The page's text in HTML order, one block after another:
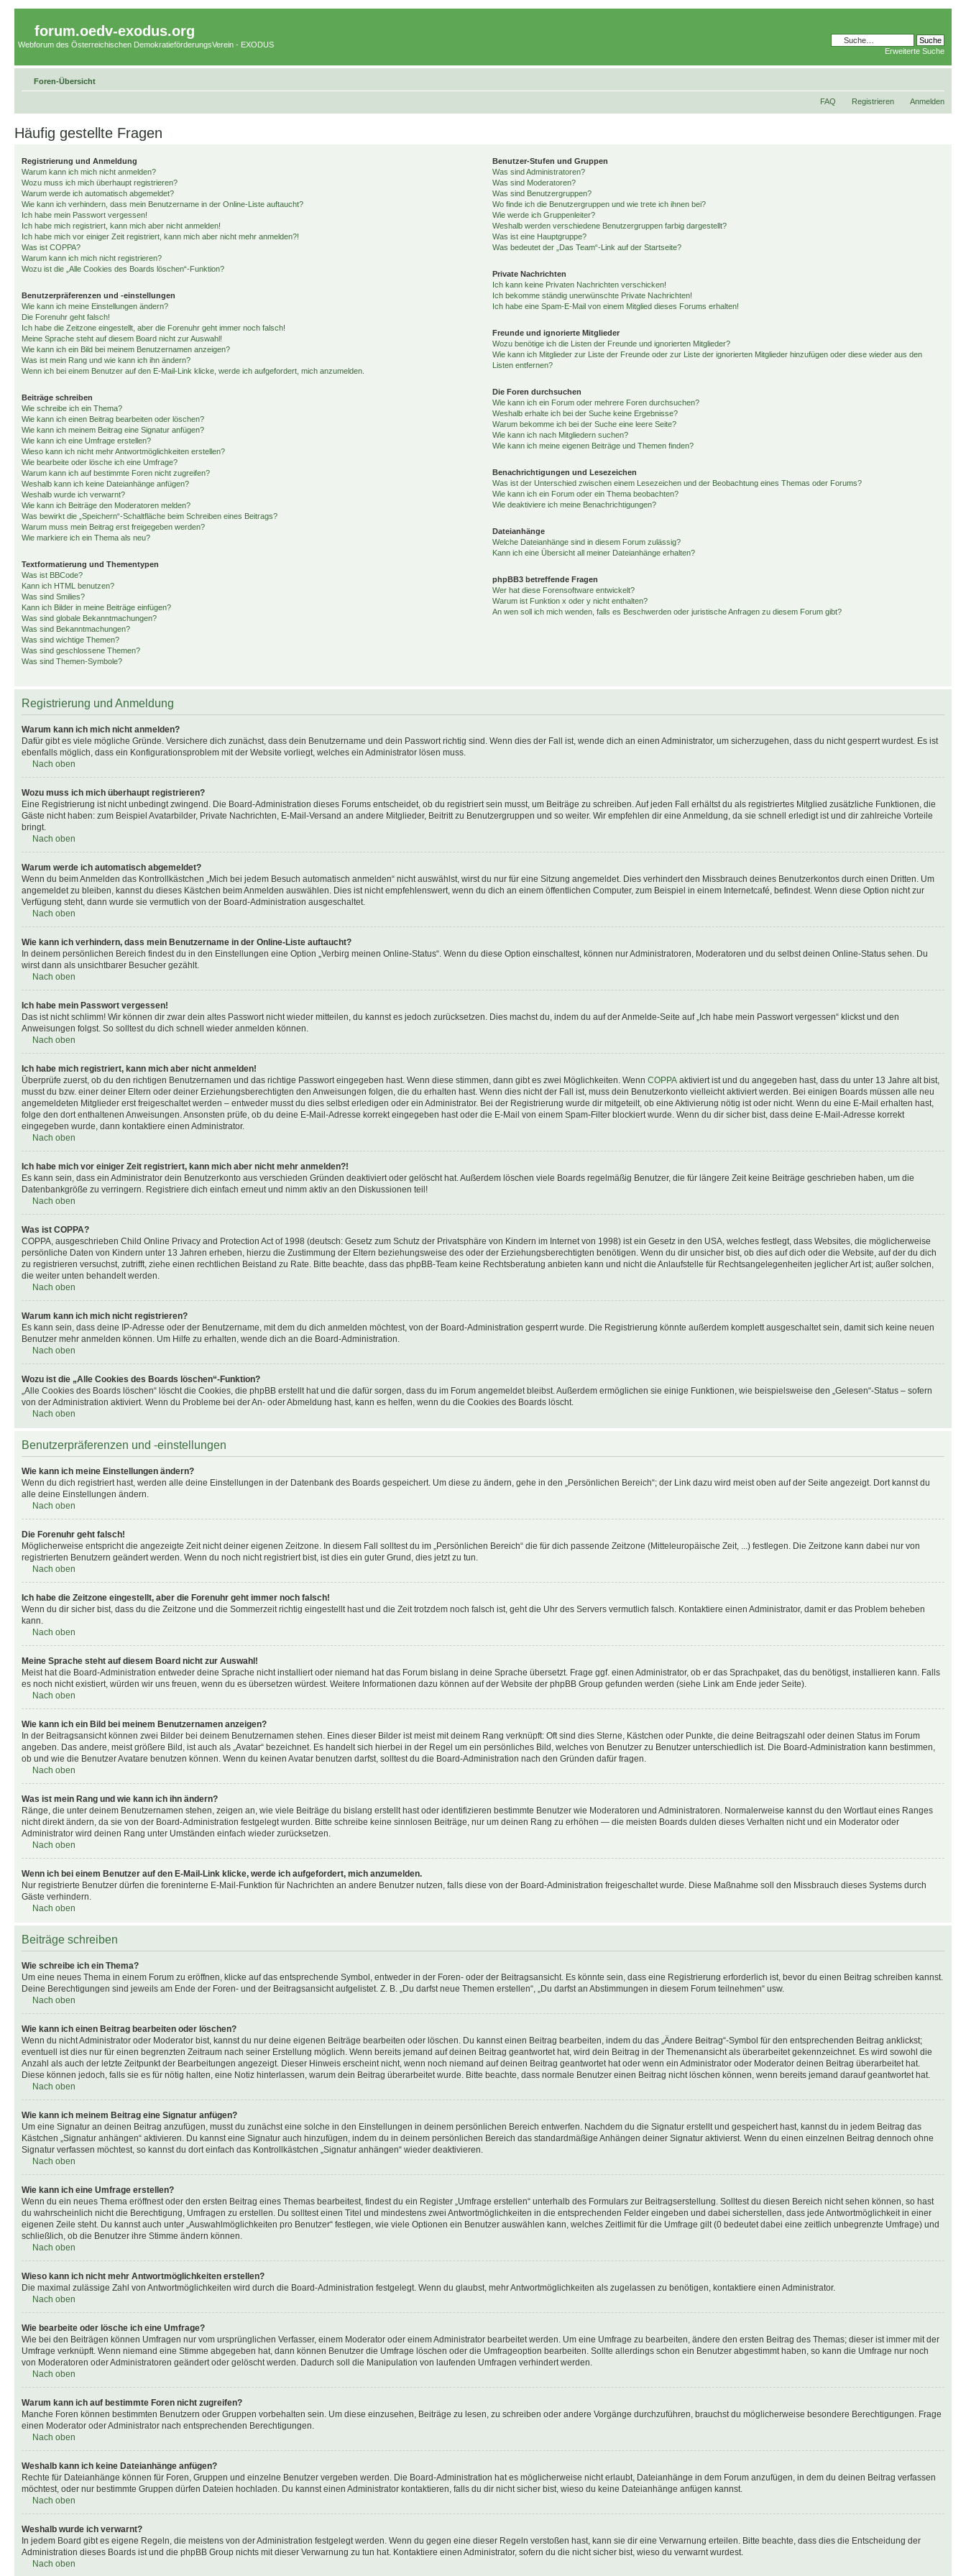
forum.oedv-exodus.org
Webforum des Österreichischen DemokratieförderungsVerein - EXODUS
Erweiterte Suche
Foren-Übersicht
FAQ Registrieren Anmelden
Häufig gestellte Fragen
Registrierung und Anmeldung
Warum kann ich mich nicht anmelden?
Wozu muss ich mich überhaupt registrieren?
Warum werde ich automatisch abgemeldet?
Wie kann ich verhindern, dass mein Benutzername in der Online-Liste auftaucht?
Ich habe mein Passwort vergessen!
Ich habe mich registriert, kann mich aber nicht anmelden!
Ich habe mich vor einiger Zeit registriert, kann mich aber nicht mehr anmelden?!
Was ist COPPA?
Warum kann ich mich nicht registrieren?
Wozu ist die „Alle Cookies des Boards löschen“-Funktion?
Benutzerpräferenzen und -einstellungen
Wie kann ich meine Einstellungen ändern?
Die Forenuhr geht falsch!
Ich habe die Zeitzone eingestellt, aber die Forenuhr geht immer noch falsch!
Meine Sprache steht auf diesem Board nicht zur Auswahl!
Wie kann ich ein Bild bei meinem Benutzernamen anzeigen?
Was ist mein Rang und wie kann ich ihn ändern?
Wenn ich bei einem Benutzer auf den E-Mail-Link klicke, werde ich aufgefordert, mich anzumelden.
Beiträge schreiben
Wie schreibe ich ein Thema?
Wie kann ich einen Beitrag bearbeiten oder löschen?
Wie kann ich meinem Beitrag eine Signatur anfügen?
Wie kann ich eine Umfrage erstellen?
Wieso kann ich nicht mehr Antwortmöglichkeiten erstellen?
Wie bearbeite oder lösche ich eine Umfrage?
Warum kann ich auf bestimmte Foren nicht zugreifen?
Weshalb kann ich keine Dateianhänge anfügen?
Weshalb wurde ich verwarnt?
Wie kann ich Beiträge den Moderatoren melden?
Was bewirkt die „Speichern“-Schaltfläche beim Schreiben eines Beitrags?
Warum muss mein Beitrag erst freigegeben werden?
Wie markiere ich ein Thema als neu?
Textformatierung und Thementypen
Was ist BBCode?
Kann ich HTML benutzen?
Was sind Smilies?
Kann ich Bilder in meine Beiträge einfügen?
Was sind globale Bekanntmachungen?
Was sind Bekanntmachungen?
Was sind wichtige Themen?
Was sind geschlossene Themen?
Was sind Themen-Symbole?
Benutzer-Stufen und Gruppen
Was sind Administratoren?
Was sind Moderatoren?
Was sind Benutzergruppen?
Wo finde ich die Benutzergruppen und wie trete ich ihnen bei?
Wie werde ich Gruppenleiter?
Weshalb werden verschiedene Benutzergruppen farbig dargestellt?
Was ist eine Hauptgruppe?
Was bedeutet der „Das Team“-Link auf der Startseite?
Private Nachrichten
Ich kann keine Privaten Nachrichten verschicken!
Ich bekomme ständig unerwünschte Private Nachrichten!
Ich habe eine Spam-E-Mail von einem Mitglied dieses Forums erhalten!
Freunde und ignorierte Mitglieder
Wozu benötige ich die Listen der Freunde und ignorierten Mitglieder?
Wie kann ich Mitglieder zur Liste der Freunde oder zur Liste der ignorierten Mitglieder hinzufügen oder diese wieder aus den
Listen entfernen?
Die Foren durchsuchen
Wie kann ich ein Forum oder mehrere Foren durchsuchen?
Weshalb erhalte ich bei der Suche keine Ergebnisse?
Warum bekomme ich bei der Suche eine leere Seite?
Wie kann ich nach Mitgliedern suchen?
Wie kann ich meine eigenen Beiträge und Themen finden?
Benachrichtigungen und Lesezeichen
Was ist der Unterschied zwischen einem Lesezeichen und der Beobachtung eines Themas oder Forums?
Wie kann ich ein Forum oder ein Thema beobachten?
Wie deaktiviere ich meine Benachrichtigungen?
Dateianhänge
Welche Dateianhänge sind in diesem Forum zulässig?
Kann ich eine Übersicht all meiner Dateianhänge erhalten?
phpBB3 betreffende Fragen
Wer hat diese Forensoftware entwickelt?
Warum ist Funktion x oder y nicht enthalten?
An wen soll ich mich wenden, falls es Beschwerden oder juristische Anfragen zu diesem Forum gibt?
Registrierung und Anmeldung
Warum kann ich mich nicht anmelden?
Dafür gibt es viele mögliche Gründe. Versichere dich zunächst, dass dein Benutzername und dein Passwort richtig sind. Wenn dies der Fall ist, wende dich an einen Administrator, um sicherzugehen, dass du nicht gesperrt wurdest. Es ist
ebenfalls möglich, dass ein Konfigurationsproblem mit der Website vorliegt, welches ein Administrator lösen muss.
Nach oben
Wozu muss ich mich überhaupt registrieren?
Eine Registrierung ist nicht unbedingt zwingend. Die Board-Administration dieses Forums entscheidet, ob du registriert sein musst, um Beiträge zu schreiben. Auf jeden Fall erhältst du als registriertes Mitglied zusätzliche Funktionen, die
Gäste nicht haben: zum Beispiel Avatarbilder, Private Nachrichten, E-Mail-Versand an andere Mitglieder, Beitritt zu Benutzergruppen und so weiter. Wir empfehlen dir eine Anmeldung, da sie schnell erledigt ist und dir zahlreiche Vorteile
bringt.
Nach oben
Warum werde ich automatisch abgemeldet?
Wenn du beim Anmelden das Kontrollkästchen „Mich bei jedem Besuch automatisch anmelden“ nicht auswählst, wirst du nur für eine Sitzung angemeldet. Dies verhindert den Missbrauch deines Benutzerkontos durch einen Dritten. Um
angemeldet zu bleiben, kannst du dieses Kästchen beim Anmelden auswählen. Dies ist nicht empfehlenswert, wenn du dich an einem öffentlichen Computer, zum Beispiel in einem Internetcafé, befindest. Wenn diese Option nicht zur
Verfügung steht, dann wurde sie vermutlich von der Board-Administration ausgeschaltet.
Nach oben
Wie kann ich verhindern, dass mein Benutzername in der Online-Liste auftaucht?
In deinem persönlichen Bereich findest du in den Einstellungen eine Option „Verbirg meinen Online-Status“. Wenn du diese Option einschaltest, können nur Administratoren, Moderatoren und du selbst deinen Online-Status sehen. Du
wirst dann als unsichtbarer Besucher gezählt.
Nach oben
Ich habe mein Passwort vergessen!
Das ist nicht schlimm! Wir können dir zwar dein altes Passwort nicht wieder mitteilen, du kannst es jedoch zurücksetzen. Dies machst du, indem du auf der Anmelde-Seite auf „Ich habe mein Passwort vergessen“ klickst und den
Anweisungen folgst. So solltest du dich schnell wieder anmelden können.
Nach oben
Ich habe mich registriert, kann mich aber nicht anmelden!
Überprüfe zuerst, ob du den richtigen Benutzernamen und das richtige Passwort eingegeben hast. Wenn diese stimmen, dann gibt es zwei Möglichkeiten. Wenn COPPA aktiviert ist und du angegeben hast, dass du unter 13 Jahre alt bist,
musst du bzw. einer deiner Eltern oder deiner Erziehungsberechtigten den Anweisungen folgen, die du erhalten hast. Wenn dies nicht der Fall ist, muss dein Benutzerkonto vielleicht aktiviert werden. Bei einigen Boards müssen alle neu
angemeldeten Mitglieder erst freigeschaltet werden – entweder musst du dies selbst erledigen oder ein Administrator. Bei der Registrierung wurde dir mitgeteilt, ob eine Aktivierung nötig ist oder nicht. Wenn du eine E-Mail erhalten hast,
folge den dort enthaltenen Anweisungen. Ansonsten prüfe, ob du deine E-Mail-Adresse korrekt eingegeben hast oder die E-Mail von einem Spam-Filter blockiert wurde. Wenn du dir sicher bist, dass deine E-Mail-Adresse korrekt
eingegeben wurde, dann kontaktiere einen Administrator.
Nach oben
Ich habe mich vor einiger Zeit registriert, kann mich aber nicht mehr anmelden?!
Es kann sein, dass ein Administrator dein Benutzerkonto aus verschieden Gründen deaktiviert oder gelöscht hat. Außerdem löschen viele Boards regelmäßig Benutzer, die für längere Zeit keine Beiträge geschrieben haben, um die
Datenbankgröße zu verringern. Registriere dich einfach erneut und nimm aktiv an den Diskussionen teil!
Nach oben
Was ist COPPA?
COPPA, ausgeschrieben Child Online Privacy and Protection Act of 1998 (deutsch: Gesetz zum Schutz der Privatsphäre von Kindern im Internet von 1998) ist ein Gesetz in den USA, welches festlegt, dass Websites, die möglicherweise
persönliche Daten von Kindern unter 13 Jahren erheben, hierzu die Zustimmung der Eltern beziehungsweise des oder der Erziehungsberechtigten benötigen. Wenn du dir unsicher bist, ob dies auf dich oder die Website, auf der du dich
zu registrieren versuchst, zutrifft, ziehe einen rechtlichen Beistand zu Rate. Bitte beachte, dass das phpBB-Team keine Rechtsberatung anbieten kann und nicht die Anlaufstelle für Rechtsangelegenheiten jeglicher Art ist; außer solchen,
die weiter unten behandelt werden.
Nach oben
Warum kann ich mich nicht registrieren?
Es kann sein, dass deine IP-Adresse oder der Benutzername, mit dem du dich anmelden möchtest, von der Board-Administration gesperrt wurde. Die Registrierung könnte außerdem komplett ausgeschaltet sein, damit sich keine neuen
Benutzer mehr anmelden können. Um Hilfe zu erhalten, wende dich an die Board-Administration.
Nach oben
Wozu ist die „Alle Cookies des Boards löschen“-Funktion?
„Alle Cookies des Boards löschen“ löscht die Cookies, die phpBB erstellt hat und die dafür sorgen, dass du im Forum angemeldet bleibst. Außerdem ermöglichen sie einige Funktionen, wie beispielsweise den „Gelesen“-Status – sofern
von der Administration aktiviert. Wenn du Probleme bei der An- oder Abmeldung hast, kann es helfen, wenn du die Cookies des Boards löscht.
Nach oben
Benutzerpräferenzen und -einstellungen
Wie kann ich meine Einstellungen ändern?
Wenn du dich registriert hast, werden alle deine Einstellungen in der Datenbank des Boards gespeichert. Um diese zu ändern, gehe in den „Persönlichen Bereich“; der Link dazu wird meist oben auf der Seite angezeigt. Dort kannst du
alle deine Einstellungen ändern.
Nach oben
Die Forenuhr geht falsch!
Möglicherweise entspricht die angezeigte Zeit nicht deiner eigenen Zeitzone. In diesem Fall solltest du im „Persönlichen Bereich“ die für dich passende Zeitzone (Mitteleuropäische Zeit, ...) festlegen. Die Zeitzone kann dabei nur von
registrierten Benutzern geändert werden. Wenn du noch nicht registriert bist, ist dies ein guter Grund, dies jetzt zu tun.
Nach oben
Ich habe die Zeitzone eingestellt, aber die Forenuhr geht immer noch falsch!
Wenn du dir sicher bist, dass du die Zeitzone und die Sommerzeit richtig eingestellt hast und die Zeit trotzdem noch falsch ist, geht die Uhr des Servers vermutlich falsch. Kontaktiere einen Administrator, damit er das Problem beheben
kann.
Nach oben
Meine Sprache steht auf diesem Board nicht zur Auswahl!
Meist hat die Board-Administration entweder deine Sprache nicht installiert oder niemand hat das Forum bislang in deine Sprache übersetzt. Frage ggf. einen Administrator, ob er das Sprachpaket, das du benötigst, installieren kann. Falls
es noch nicht existiert, würden wir uns freuen, wenn du es übersetzen würdest. Weitere Informationen dazu können auf der Website der phpBB Group gefunden werden (siehe Link am Ende jeder Seite).
Nach oben
Wie kann ich ein Bild bei meinem Benutzernamen anzeigen?
In der Beitragsansicht können zwei Bilder bei deinem Benutzernamen stehen. Eines dieser Bilder ist meist mit deinem Rang verknüpft: Oft sind dies Sterne, Kästchen oder Punkte, die deine Beitragszahl oder deinen Status im Forum
angeben. Das andere, meist größere Bild, ist auch als „Avatar“ bezeichnet. Es handelt sich hierbei in der Regel um ein persönliches Bild, welches von Benutzer zu Benutzer unterschiedlich ist. Die Board-Administration kann bestimmen,
ob und wie die Benutzer Avatare benutzen können. Wenn du keinen Avatar benutzen darfst, solltest du die Board-Administration nach den Gründen dafür fragen.
Nach oben
Was ist mein Rang und wie kann ich ihn ändern?
Ränge, die unter deinem Benutzernamen stehen, zeigen an, wie viele Beiträge du bislang erstellt hast oder identifizieren bestimmte Benutzer wie Moderatoren und Administratoren. Normalerweise kannst du den Wortlaut eines Ranges
nicht direkt ändern, da sie von der Board-Administration festgelegt wurden. Bitte schreibe keine sinnlosen Beiträge, nur um deinen Rang zu erhöhen — die meisten Boards dulden dieses Verhalten nicht und ein Moderator oder
Administrator wird deinen Rang unter Umständen einfach wieder zurücksetzen.
Nach oben
Wenn ich bei einem Benutzer auf den E-Mail-Link klicke, werde ich aufgefordert, mich anzumelden.
Nur registrierte Benutzer dürfen die foreninterne E-Mail-Funktion für Nachrichten an andere Benutzer nutzen, falls diese von der Board-Administration freigeschaltet wurde. Diese Maßnahme soll den Missbrauch dieses Systems durch
Gäste verhindern.
Nach oben
Beiträge schreiben
Wie schreibe ich ein Thema?
Um eine neues Thema in einem Forum zu eröffnen, klicke auf das entsprechende Symbol, entweder in der Foren- oder der Beitragsansicht. Es könnte sein, dass eine Registrierung erforderlich ist, bevor du einen Beitrag schreiben kannst.
Deine Berechtigungen sind jeweils am Ende der Foren- und der Beitragsansicht aufgelistet. Z. B. „Du darfst neue Themen erstellen“, „Du darfst an Abstimmungen in diesem Forum teilnehmen“ usw.
Nach oben
Wie kann ich einen Beitrag bearbeiten oder löschen?
Wenn du nicht Administrator oder Moderator bist, kannst du nur deine eigenen Beiträge bearbeiten oder löschen. Du kannst einen Beitrag bearbeiten, indem du das „Ändere Beitrag“-Symbol für den entsprechenden Beitrag anklickst;
eventuell ist dies nur für einen begrenzten Zeitraum nach seiner Erstellung möglich. Wenn bereits jemand auf deinen Beitrag geantwortet hat, wird dein Beitrag in der Themenansicht als überarbeitet gekennzeichnet. Es wird sowohl die
Anzahl als auch der letzte Zeitpunkt der Bearbeitungen angezeigt. Dieser Hinweis erscheint nicht, wenn noch niemand auf deinen Beitrag geantwortet hat oder wenn ein Administrator oder Moderator deinen Beitrag überarbeitet hat.
Diese können jedoch, falls sie es für nötig halten, eine Notiz hinterlassen, warum dein Beitrag überarbeitet wurde. Bitte beachte, dass normale Benutzer einen Beitrag nicht löschen können, wenn bereits jemand darauf geantwortet hat.
Nach oben
Wie kann ich meinem Beitrag eine Signatur anfügen?
Um eine Signatur an deinen Beitrag anzufügen, musst du zunächst eine solche in den Einstellungen in deinem persönlichen Bereich entwerfen. Nachdem du die Signatur erstellt und gespeichert hast, kannst du in jedem Beitrag das
Kästchen „Signatur anhängen“ aktivieren. Du kannst eine Signatur auch hinzufügen, indem du in deinem persönlichen Bereich das standardmäßige Anhängen deiner Signatur aktivierst. Wenn du einen einzelnen Beitrag dennoch ohne
Signatur verfassen möchtest, so kannst du dort einfach das Kontrollkästchen „Signatur anhängen“ wieder deaktivieren.
Nach oben
Wie kann ich eine Umfrage erstellen?
Wenn du ein neues Thema eröffnest oder den ersten Beitrag eines Themas bearbeitest, findest du ein Register „Umfrage erstellen“ unterhalb des Formulars zur Beitragserstellung. Solltest du diesen Bereich nicht sehen können, so hast
du wahrscheinlich nicht die Berechtigung, Umfragen zu erstellen. Du solltest einen Titel und mindestens zwei Antwortmöglichkeiten in die entsprechenden Felder eingeben und dabei sicherstellen, dass jede Antwortmöglichkeit in einer
eigenen Zeile steht. Du kannst auch unter „Auswahlmöglichkeiten pro Benutzer“ festlegen, wie viele Optionen ein Benutzer auswählen kann, welches Zeitlimit für die Umfrage gilt (0 bedeutet dabei eine zeitlich unbegrenzte Umfrage) und
schließlich, ob die Benutzer ihre Stimme ändern können.
Nach oben
Wieso kann ich nicht mehr Antwortmöglichkeiten erstellen?
Die maximal zulässige Zahl von Antwortmöglichkeiten wird durch die Board-Administration festgelegt. Wenn du glaubst, mehr Antwortmöglichkeiten als zugelassen zu benötigen, kontaktiere einen Administrator.
Nach oben
Wie bearbeite oder lösche ich eine Umfrage?
Wie bei den Beiträgen können Umfragen nur vom ursprünglichen Verfasser, einem Moderator oder einem Administrator bearbeitet werden. Um eine Umfrage zu bearbeiten, ändere den ersten Beitrag des Themas; dieser ist immer mit der
Umfrage verknüpft. Wenn niemand eine Stimme abgegeben hat, dann können Benutzer die Umfrage löschen oder die Umfrageoption bearbeiten. Sollte allerdings schon ein Benutzer abgestimmt haben, so kann die Umfrage nur noch
von Moderatoren oder Administratoren geändert oder gelöscht werden. Dadurch soll die Manipulation von laufenden Umfragen verhindert werden.
Nach oben
Warum kann ich auf bestimmte Foren nicht zugreifen?
Manche Foren können bestimmten Benutzern oder Gruppen vorbehalten sein. Um diese einzusehen, Beiträge zu lesen, zu schreiben oder andere Vorgänge durchzuführen, brauchst du möglicherweise besondere Berechtigungen. Frage
einen Moderator oder Administrator nach entsprechenden Berechtigungen.
Nach oben
Weshalb kann ich keine Dateianhänge anfügen?
Rechte für Dateianhänge können für Foren, Gruppen und einzelne Benutzer vergeben werden. Die Board-Administration hat es möglicherweise nicht erlaubt, Dateianhänge in dem Forum anzufügen, in dem du deinen Beitrag verfassen
möchtest, oder nur bestimmte Gruppen dürfen Dateien hochladen. Du kannst einen Administrator kontaktieren, falls du dir nicht sicher bist, wieso du keine Dateianhänge anfügen kannst.
Nach oben
Weshalb wurde ich verwarnt?
In jedem Board gibt es eigene Regeln, die meistens von der Administration festgelegt werden. Wenn du gegen eine dieser Regeln verstoßen hast, kann sie dir eine Verwarnung erteilen. Bitte beachte, dass dies die Entscheidung der
Administration dieses Boards ist und die phpBB Group nichts mit dieser Verwarnung zu tun hat. Kontaktiere einen Administrator, sofern du die nicht sicher bist, wieso du verwarnt wurdest.
Nach oben